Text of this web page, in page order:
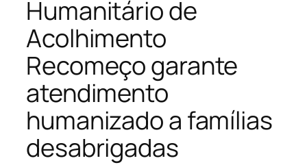
Humanitário de
Acolhimento
Recomeço garante
atendimento
humanizado a famílias
desabrigadas